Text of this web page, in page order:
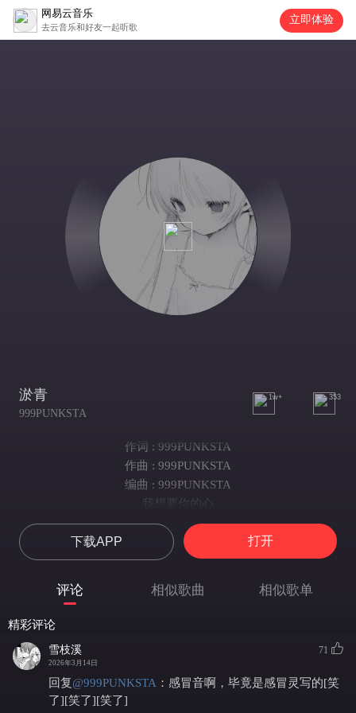
网易云音乐
去云音乐和好友一起听歌
立即体验
淤青
999PUNKSTA
1w+ 353
作词 : 999PUNKSTA
作曲 : 999PUNKSTA
编曲 : 999PUNKSTA
我想要你的心
请给我你的心
这世界对我坏
只剩你一个人依赖
想听听你声音
我世界下雨我处理不好
我太贪心所以都得不到
下载APP 打开
评论 相似歌曲 相似歌单
精彩评论
雪枝溪
2026年3月14日
71
回复@999PUNKSTA ： 感冒音啊，毕竟是感冒灵写的[笑
了][笑了][笑了]